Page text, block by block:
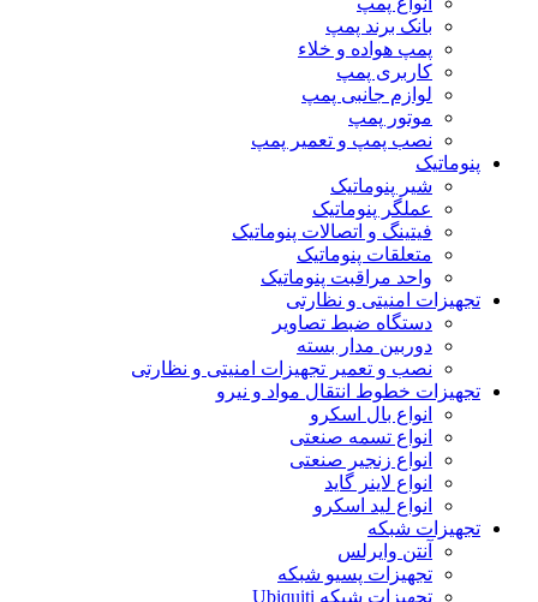
بانک برند پمپ
پمپ هواده و خلاء
کاربری پمپ
لوازم جانبی پمپ
موتور پمپ
نصب پمپ و تعمیر پمپ
پنوماتیک
شیر پنوماتیک
عملگر پنوماتیک
فیتینگ و اتصالات پنوماتیک
متعلقات پنوماتیک
واحد مراقبت پنوماتیک
تجهیزات امنیتی و نظارتی
دستگاه ضبط تصاویر
دوربین مدار بسته
نصب و تعمیر تجهیزات امنیتی و نظارتی
تجهیزات خطوط انتقال مواد و نیرو
انواع بال اسکرو
انواع تسمه صنعتی
انواع زنجیر صنعتی
انواع لاینر گاید
انواع لید اسکرو
تجهیزات شبکه
آنتن وایرلس
تجهیزات پسیو شبکه
تجهیزات شبکه Ubiquiti